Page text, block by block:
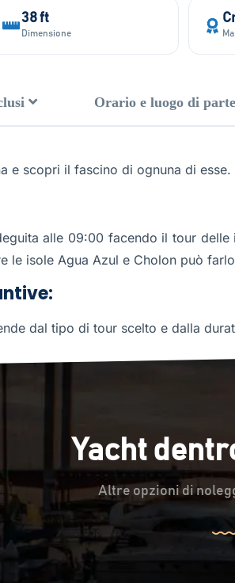
38 ft
Dimensione
Orario e luogo di
e scopri il fascino di ognuna di esse.
alle 09:00 facendo il tour
le isole Agua Azul e Cholon può
dal tipo di tour scelto e dalla
Yacht
Altre opzioni di